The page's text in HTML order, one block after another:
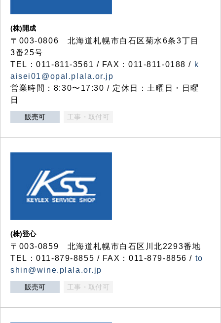
(株)開成
〒003-0806 北海道札幌市白石区菊水6条3丁目
3番25号
TEL：011-811-3561 / FAX：011-811-0188 / k
aisei01@opal.plala.or.jp
営業時間：8:30〜17:30 / 定休日：土曜日・日曜
日
販売可 工事・取付可
(株)登心
〒003-0859 北海道札幌市白石区川北2293番地
TEL：011-879-8855 / FAX：011-879-8856 / to
shin@wine.plala.or.jp
販売可 工事・取付可